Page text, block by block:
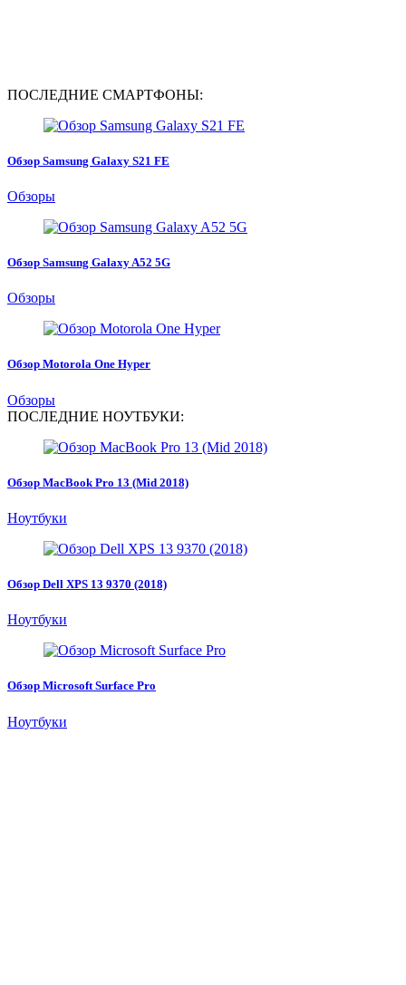
ПОСЛЕДНИЕ СМАРТФОНЫ:
Обзор Samsung Galaxy S21 FE
Обзоры
Обзор Samsung Galaxy A52 5G
Обзоры
Обзор Motorola One Hyper
Обзоры
ПОСЛЕДНИЕ НОУТБУКИ:
Обзор MacBook Pro 13 (Mid 2018)
Ноутбуки
Обзор Dell XPS 13 9370 (2018)
Ноутбуки
Обзор Microsoft Surface Pro
Ноутбуки